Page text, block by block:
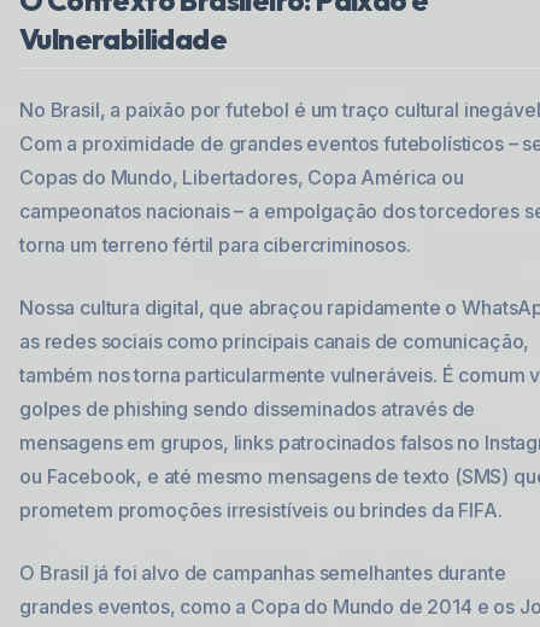
Vulnerabilidade
No Brasil, a paixão por futebol é um traço cultural
Com a proximidade de grandes eventos futebolísticos –
Copas do Mundo, Libertadores, Copa América ou
campeonatos nacionais – a empolgação dos torcedores
torna um terreno fértil para cibercriminosos.
Nossa cultura digital, que abraçou rapidamente o
as redes sociais como principais canais de comunicação,
também nos torna particularmente vulneráveis. É comum
golpes de phishing sendo disseminados através de
mensagens em grupos, links patrocinados falsos no
ou Facebook, e até mesmo mensagens de texto (SMS)
prometem promoções irresistíveis ou brindes da FIFA.
O Brasil já foi alvo de campanhas semelhantes durante
grandes eventos, como a Copa do Mundo de 2014 e os